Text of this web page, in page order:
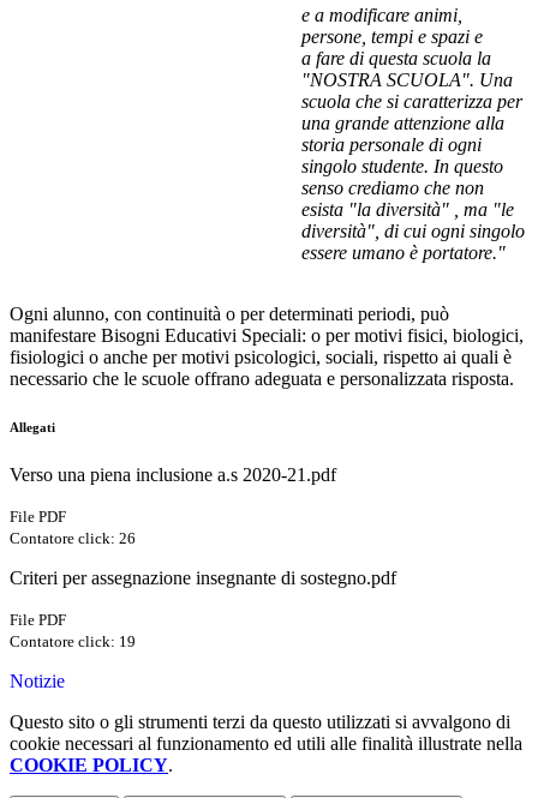
e a modificare animi,
persone, tempi e spazi e
a fare di questa scuola la
"NOSTRA SCUOLA". Una
scuola che si caratterizza per
una grande attenzione alla
storia personale di ogni
singolo studente. In questo
senso crediamo che non
esista "la diversità" , ma "le
diversità", di cui ogni singolo
essere umano è portatore."
Ogni alunno, con continuità o per determinati periodi, può
manifestare Bisogni Educativi Speciali: o per motivi fisici, biologici,
fisiologici o anche per motivi psicologici, sociali, rispetto ai quali è
necessario che le scuole offrano adeguata e personalizzata risposta.
Allegati
Verso una piena inclusione a.s 2020-21.pdf
File PDF
Contatore click: 26
Criteri per assegnazione insegnante di sostegno.pdf
File PDF
Contatore click: 19
Notizie
Questo sito o gli strumenti terzi da questo utilizzati si avvalgono di
cookie necessari al funzionamento ed utili alle finalità illustrate nella
COOKIE POLICY.